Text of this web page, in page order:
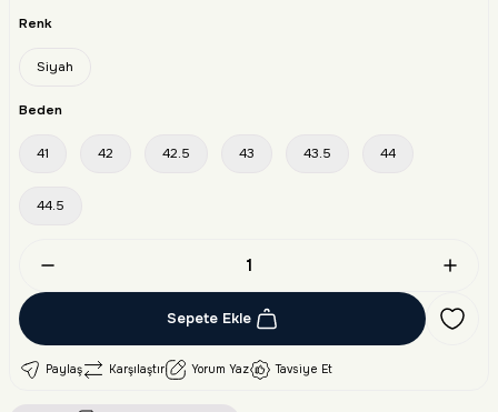
Renk
Siyah
Beden
41 42 42.5 43 43.5 44
44.5
Sepete Ekle
Paylaş Karşılaştır Yorum Yaz Tavsiye Et